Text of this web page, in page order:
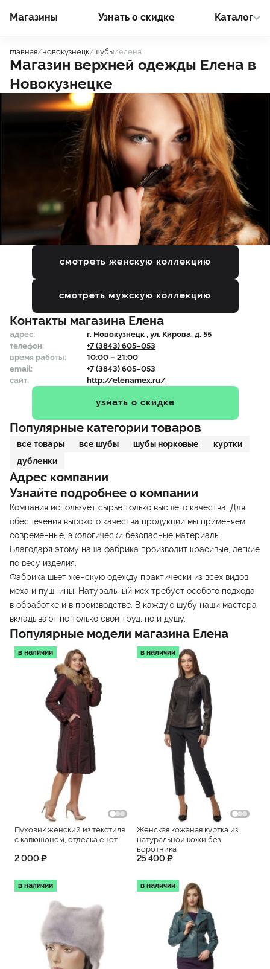
Магазины Узнать о cкидке Каталог
главная/новокузнецк/шубы/елена
Магазин верхней одежды Елена в
Новокузнецке
смотреть женскую коллекцию
смотреть мужскую коллекцию
Контакты магазина Елена
адрес: г. Новокузнецк , ул. Кирова, д. 55
телефон:
+7 (3843) 605–053
время работы:
10:00 – 21:00
email:
+7 (3843) 605–053
сайт:
http://elenamex.ru/
узнать о скидке
Популярные категории товаров
все товары все шубы шубы норковые
куртки
дубленки
Адрес компании
Узнайте подробнее о компании
Компания использует сырье только высшего качества. Для
обеспечения высокого качества продукции мы применяем
современные, экологически безопасные материалы.
Благодаря этому наша фабрика производит красивые, легкие
по весу изделия.
Фабрика шьет женскую одежду практически из всех видов
меха и пушнины. Натуральный мех требует особого подхода
в обработке и в производстве. В каждую шубу наши мастера
вкладывают не только свой труд, но и душу.
Популярные модели магазина Елена
в наличии
Пуховик женский из текстиля
с капюшоном, отделка енот
2 000 ₽
в наличии
Женская кожаная куртка из
натуральной кожи без
воротника
25 400 ₽
в наличии в наличии